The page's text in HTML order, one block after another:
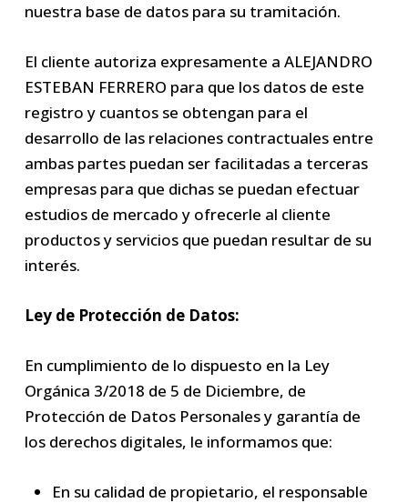
nuestra base de datos para su tramitación.
El cliente autoriza expresamente a ALEJANDRO
ESTEBAN FERRERO para que los datos de este
registro y cuantos se obtengan para el
desarrollo de las relaciones contractuales entre
ambas partes puedan ser facilitadas a terceras
empresas para que dichas se puedan efectuar
estudios de mercado y ofrecerle al cliente
productos y servicios que puedan resultar de su
interés.
Ley de Protección de Datos:
En cumplimiento de lo dispuesto en la Ley
Orgánica 3/2018 de 5 de Diciembre, de
Protección de Datos Personales y garantía de
los derechos digitales, le informamos que:
En su calidad de propietario, el responsable